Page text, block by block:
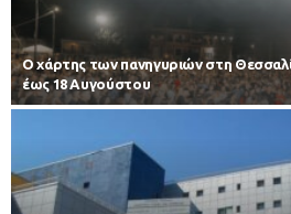
Ο χάρτης των πανηγυριών στη
έως 18 Αυγούστου